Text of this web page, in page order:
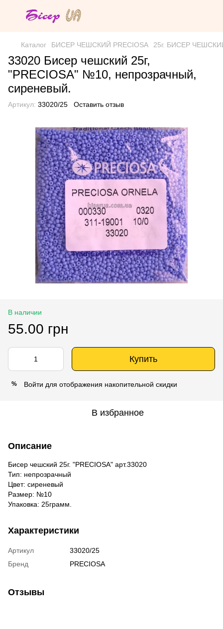
Каталог БИСЕР ЧЕШСКИЙ PRECIOSA 25г. БИСЕР ЧЕШСКИЙ
33020 Бисер чешский 25г,
"PRECIOSA" №10, непрозрачный,
сиреневый.
Артикул: 33020/25 Оставить отзыв
В наличии
55.00 грн
Купить
% Войти для отображения накопительной скидки
В избранное
Описание
Бисер чешский 25г. "PRECIOSA" арт.33020
Тип: непрозрачный
Цвет: сиреневый
Размер: №10
Упаковка: 25грамм.
Характеристики
Артикул
33020/25
Бренд
PRECIOSA
Отзывы